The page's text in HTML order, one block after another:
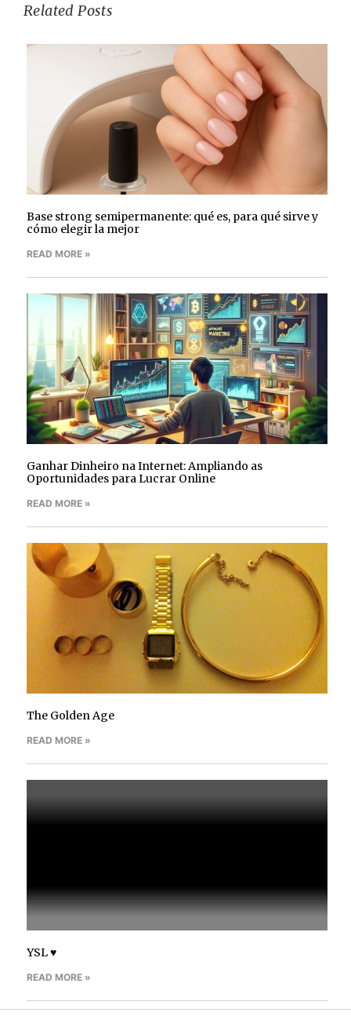
Related Posts
Base strong semipermanente: qué es, para qué sirve y
cómo elegir la mejor
READ MORE »
Ganhar Dinheiro na Internet: Ampliando as
Oportunidades para Lucrar Online
READ MORE »
The Golden Age
READ MORE »
YSL ♥
READ MORE »